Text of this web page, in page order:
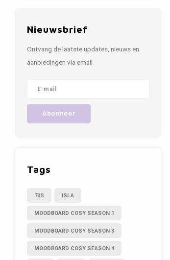
Nieuwsbrief
Ontvang de laatste updates, nieuws en
aanbiedingen via email
Abonneer
Tags
70S ISLA
MOODBOARD COSY SEASON 1
MOODBOARD COSY SEASON 3
MOODBOARD COSY SEASON 4